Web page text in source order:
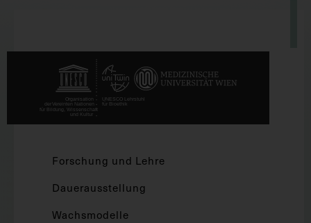
Forschung und Lehre
Dauerausstellung
Wachsmodelle